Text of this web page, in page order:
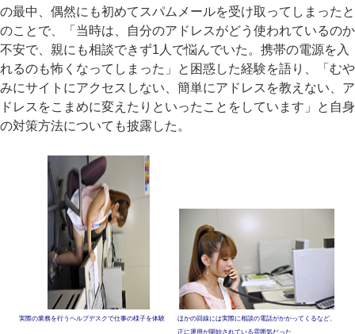
の最中、偶然にも初めてスパムメールを受け取ってしまったと
のことで、「当時は、自分のアドレスがどう使われているのか
不安で、親にも相談できず1人で悩んでいた。携帯の電源を入
れるのも怖くなってしまった」と困惑した経験を語り、「むや
みにサイトにアクセスしない、簡単にアドレスを教えない、ア
ドレスをこまめに変えたりといったことをしています」と自身
の対策方法についても披露した。
実際の業務を行うヘルプデスクで仕事の様子を体験
ほかの回線には実際に相談の電話がかかってくるなど、
正に運用が開始されている雰囲気だった